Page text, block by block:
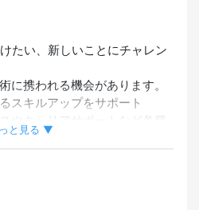
たい、新しいことにチャレン
に携われる機会があります。
スキルアップをサポート
やキャリアサポートなど各種
に拠点があるので、
と見る ▼